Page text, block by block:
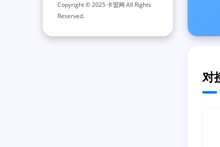
Copyright © 2025 卡盟网 All Rights
Reserved.
对